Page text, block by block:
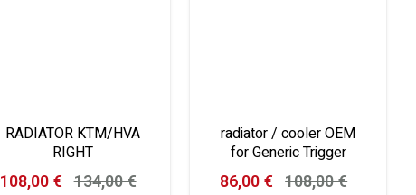
RADIATOR KTM/HVA
RIGHT
108,00 € 134,00 €
radiator / cooler OEM
for Generic Trigger
86,00 € 108,00 €